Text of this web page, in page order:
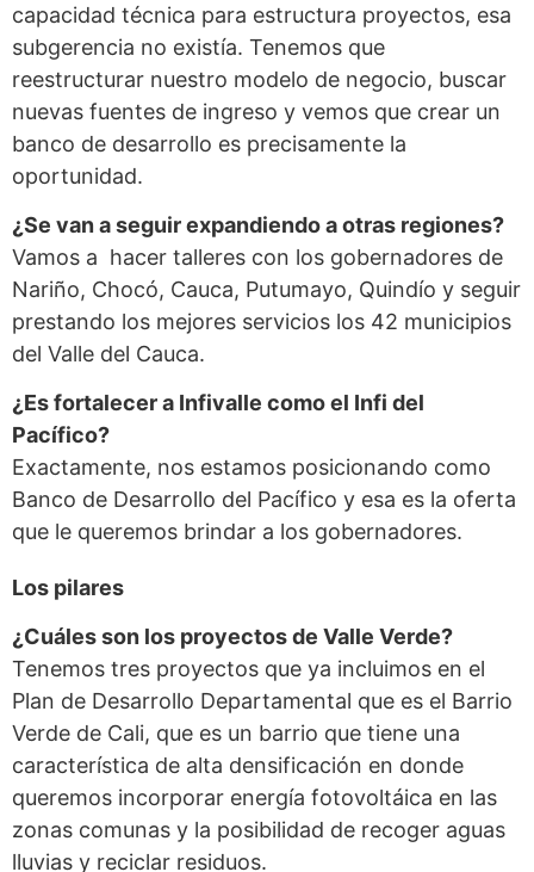
capacidad técnica para estructura proyectos, esa
subgerencia no existía. Tenemos que
reestructurar nuestro modelo de negocio, buscar
nuevas fuentes de ingreso y vemos que crear un
banco de desarrollo es precisamente la
oportunidad.
¿Se van a seguir expandiendo a otras regiones?
Vamos a hacer talleres con los gobernadores de
Nariño, Chocó, Cauca, Putumayo, Quindío y seguir
prestando los mejores servicios los 42 municipios
del Valle del Cauca.
¿Es fortalecer a Infivalle como el Infi del
Pacífico?
Exactamente, nos estamos posicionando como
Banco de Desarrollo del Pacífico y esa es la oferta
que le queremos brindar a los gobernadores.
Los pilares
¿Cuáles son los proyectos de Valle Verde?
Tenemos tres proyectos que ya incluimos en el
Plan de Desarrollo Departamental que es el Barrio
Verde de Cali, que es un barrio que tiene una
característica de alta densificación en donde
queremos incorporar energía fotovoltáica en las
zonas comunas y la posibilidad de recoger aguas
lluvias y reciclar residuos.